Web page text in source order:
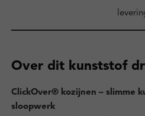
Over dit kunststof
ClickOver® kozijnen – slimme
sloopwerk